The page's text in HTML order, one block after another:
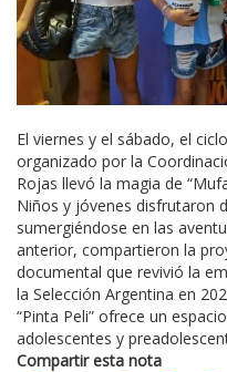
El viernes y el sábado, el
organizado por la
Rojas llevó la magia de
Niños y jóvenes disfrutaron
sumergiéndose en las
anterior, compartieron la
documental que revivió la
la Selección Argentina en
“Pinta Peli” ofrece un
adolescentes y
Compartir esta nota